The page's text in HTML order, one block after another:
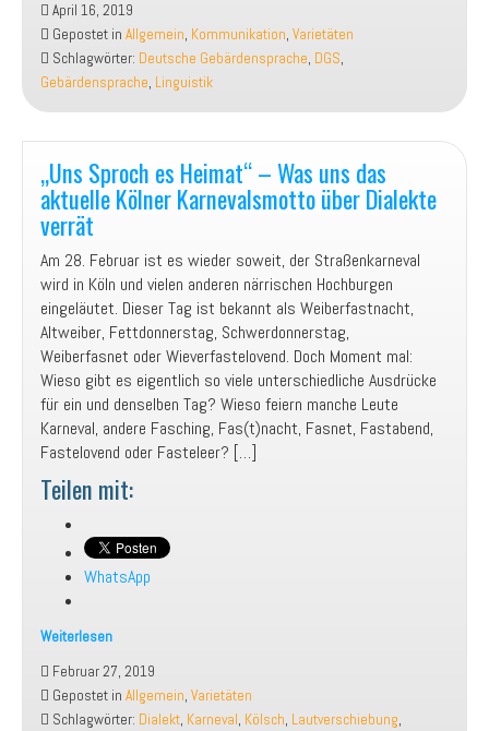
Italienisch,
Gebärdensprache?
–
Wieso
es
Spaß
machen
kann,
die
Gebärdensprache
zu
lernen
April 16, 2019
Gepostet in Allgemein, Kommunikation, Varietäten
Schlagwörter: Deutsche Gebärdensprache, DGS,
Gebärdensprache, Linguistik
„Uns Sproch es Heimat“ – Was uns das
aktuelle Kölner Karnevalsmotto über Dialekte
verrät
Am 28. Februar ist es wieder soweit, der Straßenkarneval
wird in Köln und vielen anderen närrischen Hochburgen
eingeläutet. Dieser Tag ist bekannt als Weiberfastnacht,
Altweiber, Fettdonnerstag, Schwerdonnerstag,
Weiberfasnet oder Wieverfastelovend. Doch Moment mal:
Wieso gibt es eigentlich so viele unterschiedliche Ausdrücke
für ein und denselben Tag? Wieso feiern manche Leute
Karneval, andere Fasching, Fas(t)nacht, Fasnet, Fastabend,
Fastelovend oder Fasteleer? […]
Teilen mit:
WhatsApp
Weiterlesen
Sproch
es
Februar 27, 2019
Gepostet in Allgemein, Varietäten
Schlagwörter: Dialekt, Karneval, Kölsch, Lautverschiebung,